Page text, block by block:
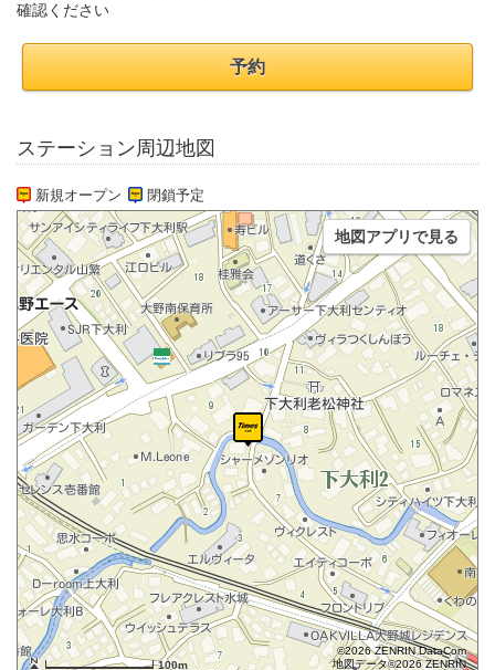
確認ください
予約
ステーション周辺地図
新規オープン 閉鎖予定
100m
©2026 ZENRIN DataCom
地図データ©2026 ZENRIN
地図アプリで見る